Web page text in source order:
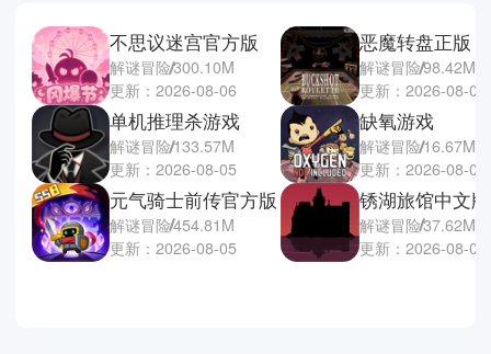
不思议迷宫官方版
解谜冒险300.10M
更新：2026-08-06
单机推理杀游戏
解谜冒险133.57M
更新：2026-08-05
元气骑士前传官方版
解谜冒险454.81M
更新：2026-08-05
恶魔转盘正版
解谜冒险98.42M
更新：2026-08-05
缺氧游戏
解谜冒险16.67M
更新：2026-08-05
锈湖旅馆中文版
解谜冒险37.62M
更新：2026-08-05